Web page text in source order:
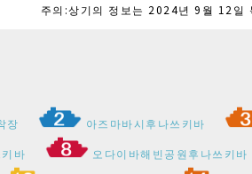
주의:상기의 정보는 2024년 9월 12일
장 아즈마바시후나쓰키바
바
오다이바해빈공원후나쓰키바